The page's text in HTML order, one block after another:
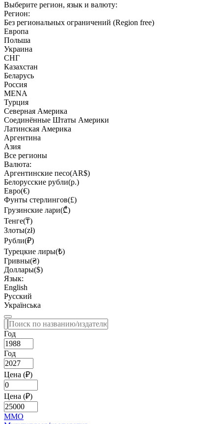
Выберите регион, язык и валюту:
Регион:
Без региональных ограничений (Region free)
Европа
Польша
Украина
СНГ
Казахстан
Беларусь
Россия
MENA
Турция
Северная Америка
Соединённые Штаты Америки
Латинская Америка
Аргентина
Азия
Все регионы
Валюта:
Аргентинские песо(AR$)
Белорусские рубли(р.)
Евро(€)
Фунты стерлингов(£)
Грузинские лари(₾)
Тенге(₸)
Злоты(zł)
Рубли(₽)
Турецкие лиры(₺)
Гривны(₴)
Доллары($)
Язык:
English
Русский
Українська
Год
Год
Цена (₽)
Цена (₽)
MMO